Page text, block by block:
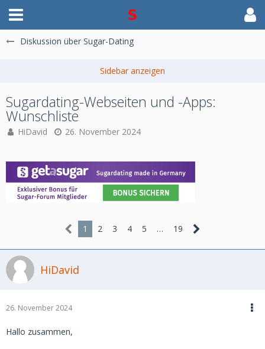
Diskussion über Sugar-Dating
Sugardating-Webseiten und -Apps:
Wunschliste
HiDavid 26. November 2024
1 2 3 4 5 … 19
HiDavid
26. November 2024
Hallo zusammen,